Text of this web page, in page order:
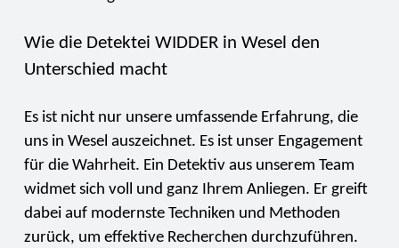
Wie die Detektei WIDDER in Wesel den
Unterschied macht
Es ist nicht nur unsere umfassende Erfahrung, die
uns in Wesel auszeichnet. Es ist unser Engagement
für die Wahrheit. Ein Detektiv aus unserem Team
widmet sich voll und ganz Ihrem Anliegen. Er greift
dabei auf modernste Techniken und Methoden
zurück, um effektive Recherchen durchzuführen.